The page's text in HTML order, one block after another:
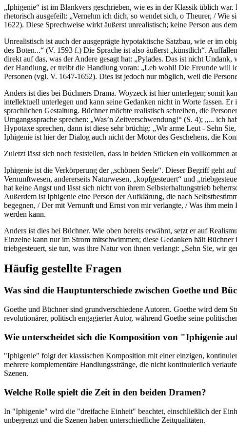
„Iphigenie“ ist im Blankvers geschrieben, wie es in der Klassik üblich
rhetorisch ausgefeilt: „Vernehm ich dich, so wendet sich, o Theurer, / Wie
1622). Diese Sprechweise wirkt äußerst unrealistisch; keine Person aus
Unrealistisch ist auch der ausgeprägte hypotaktische Satzbau, wie er im
des Boten...“ (V. 1593 f.) Die Sprache ist also äußerst „künstlich“.
direkt auf das, was der Andere gesagt hat: „Pylades. Das ist nicht
der Handlung, er treibt die Handlung voran: „Leb wohl! Die Freunde will
Personen (vgl. V. 1647-1652). Dies ist jedoch nur möglich, weil die
Anders ist dies bei Büchners Drama. Woyzeck ist hier unterlegen; somit
intellektuell unterlegen und kann seine Gedanken nicht in Worte fassen.
sprachlichen Gestaltung. Büchner möchte realistisch schreiben, die
Umgangssprache sprechen: „Was’n Zeitverschwendung!“ (S. 4); „... ich
Hypotaxe sprechen, dann ist diese sehr brüchig: „Wir arme Leut - Sehn
Iphigenie ist hier der Dialog auch nicht der Motor des Geschehens, die
Zuletzt lässt sich noch feststellen, dass in beiden Stücken ein vollkommen
Iphigenie ist die Verkörperung der „schönen Seele“. Dieser Begriff geht
Vernunftwesen, andererseits Naturwesen, „kopfgesteuert“ und
hat keine Angst und lässt sich nicht von ihrem Selbsterhaltungstrieb
Außerdem ist Iphigenie eine Person der Aufklärung, die nach
begegnen, / Der mit Vernunft und Ernst von mir verlangte, / Was ihm
werden kann.
Anders ist dies bei Büchner. Wie oben bereits erwähnt, setzt er auf
Einzelne kann nur im Strom mitschwimmen; diese Gedanken hält
triebgesteuert, sie tun, was ihre Natur von ihnen verlangt: „Sehn Sie, wir
Häufig gestellte Fragen
Was sind die Hauptunterschiede zwischen Goethe und
Goethe und Büchner sind grundverschiedene Autoren. Goethe wird dem
revolutionärer, politisch engagierter Autor, während Goethe seine
Wie unterscheidet sich die Komposition von "Iphigenie
"Iphigenie" folgt der klassischen Komposition mit einer einzigen,
mehrere komplementäre Handlungsstränge, die nicht kontinuierlich
Szenen.
Welche Rolle spielt die Zeit in den beiden Dramen?
In "Iphigenie" wird die "dreifache Einheit" beachtet, einschließlich der
unbegrenzt und die Szenen haben unterschiedliche Zeitqualitäten.